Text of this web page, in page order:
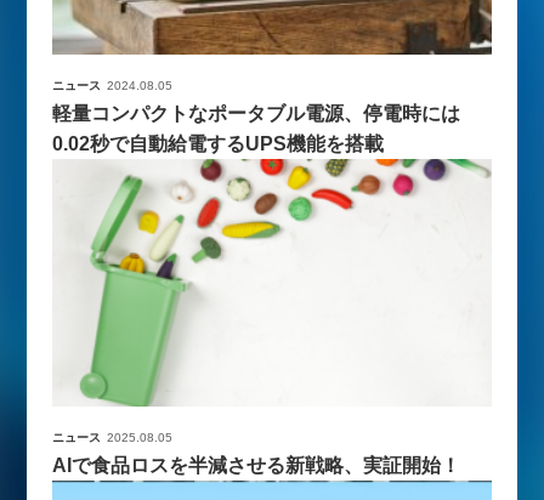
ニュース 2024.08.05
軽量コンパクトなポータブル電源、停電時には
0.02秒で自動給電するUPS機能を搭載
ニュース 2025.08.05
AIで食品ロスを半減させる新戦略、実証開始！